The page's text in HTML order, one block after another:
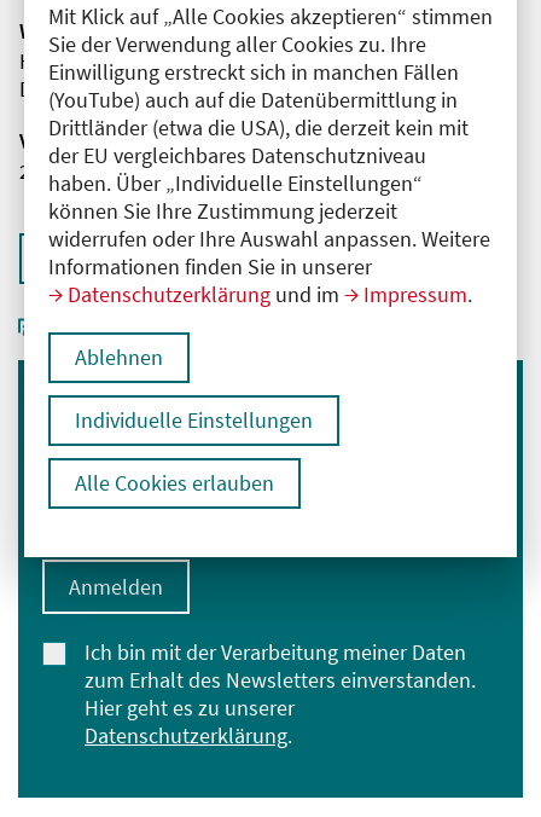
Mit Klick auf „Alle Cookies akzeptieren“ stimmen
Sie der Verwendung aller Cookies zu. Ihre
Einwilligung erstreckt sich in manchen Fällen
(YouTube) auch auf die Datenübermittlung in
Drittländer (etwa die USA), die derzeit kein mit
der EU vergleichbares Datenschutzniveau
haben. Über „Individuelle Einstellungen“
können Sie Ihre Zustimmung jederzeit
widerrufen oder Ihre Auswahl anpassen. Weitere
Informationen finden Sie in unserer
Datenschutzerklärung und im Impressum.
Ablehnen
Individuelle Einstellungen
Alle Cookies erlauben
Wissenschaftliche Leitung
Herr Priv.-Doz. Dr. med. Marian Kukucka
Deutsches Herzzentrum der Charité (DHZC)
Veranstaltungsnummer
2761102025040680000
Zurück zur Übersicht
Immer informiert bleiben
Melden Sie sich für unseren Newsletter an:
E-Mail-Adresse eingeben
Ich bin mit der Verarbeitung meiner Daten
zum Erhalt des Newsletters einverstanden.
Hier geht es zu unserer
Datenschutzerklärung.
Anmelden